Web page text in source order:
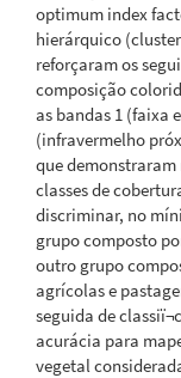
optimum index
hierárquico
reforçaram os
composição
as bandas 1 (faixa
(infravermelho
que
classes de
discriminar, no
grupo composto
outro grupo
agrícolas e
seguida de
acurácia para
vegetal